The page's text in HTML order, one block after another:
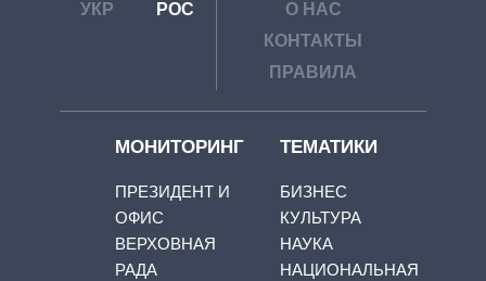
УКР РОС
О НАС
КОНТАКТЫ
ПРАВИЛА
МОНИТОРИНГ
ПРЕЗИДЕНТ И
ОФИС
ВЕРХОВНАЯ
РАДА
ТЕМАТИКИ
БИЗНЕС
КУЛЬТУРА
НАУКА
НАЦИОНАЛЬНАЯ